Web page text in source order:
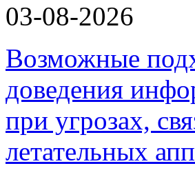
03-08-2026
Возможные
доведения
при угрозах,
летательных